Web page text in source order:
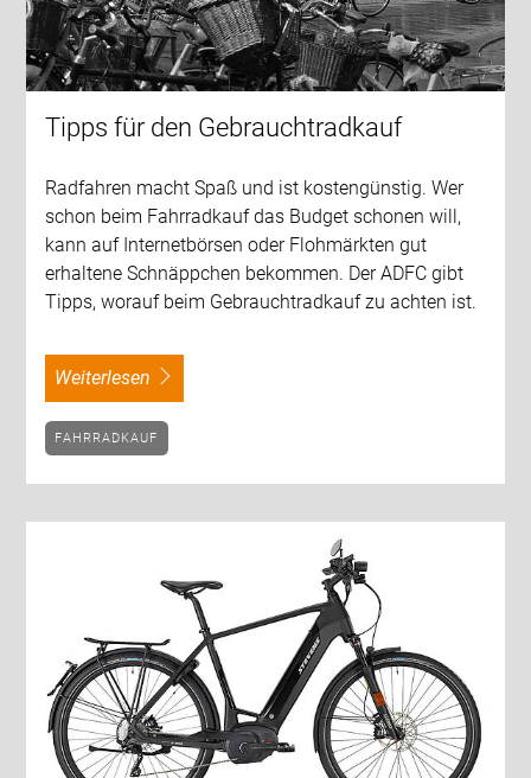
Tipps für den Gebrauchtradkauf
Radfahren macht Spaß und ist kostengünstig. Wer
schon beim Fahrradkauf das Budget schonen will,
kann auf Internetbörsen oder Flohmärkten gut
erhaltene Schnäppchen bekommen. Der ADFC gibt
Tipps, worauf beim Gebrauchtradkauf zu achten ist.
weiterlesen
FAHRRADKAUF